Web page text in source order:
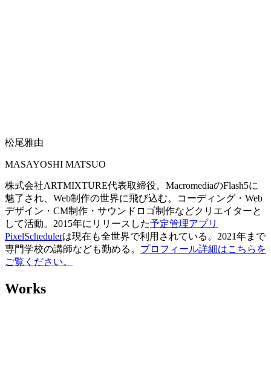
松尾雅由
MASAYOSHI MATSUO
株式会社ARTMIXTURE代表取締役。MacromediaのFlash5に
魅了され、Web制作の世界に飛び込む。コーディング・Web
デザイン・CM制作・サウンドロゴ制作などクリエイターと
して活動。2015年にリリースした予定管理アプリ
PixelSchedulerは現在も全世界で利用されている。2021年まで
専門学校の講師なども勤める。 プロフィール詳細はこちらを
ご覧ください。
Works